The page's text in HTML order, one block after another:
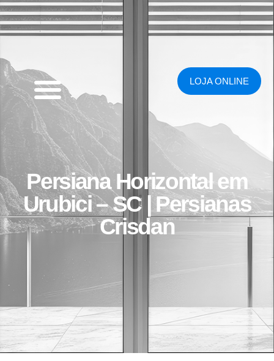
LOJA ONLINE
Persiana Horizontal em
Urubici – SC | Persianas
Crisdan